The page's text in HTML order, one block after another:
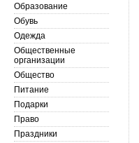
Образование
Обувь
Одежда
Общественные
организации
Общество
Питание
Подарки
Право
Праздники